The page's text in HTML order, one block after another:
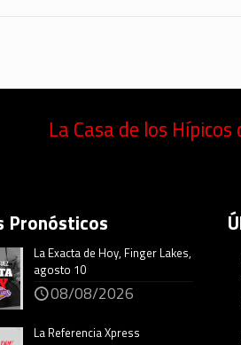
La Casa de los
Pronósticos
La Exacta de Hoy, Finger Lakes,
agosto 10
08/08/2026
La Referencia Xpress